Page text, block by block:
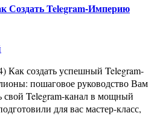
Создать Telegram-Империю
пошаговое руководство Вам
свой Telegram-канал в мощный
для вас мастер-класс,